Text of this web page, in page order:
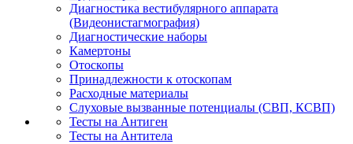
Диагностика вестибулярного аппарата
(Видеонистагмография)
Диагностические наборы
Камертоны
Отоскопы
Принадлежности к отоскопам
Расходные материалы
Слуховые вызванные потенциалы (СВП, КСВП)
Тесты на Антиген
Тесты на Антитела